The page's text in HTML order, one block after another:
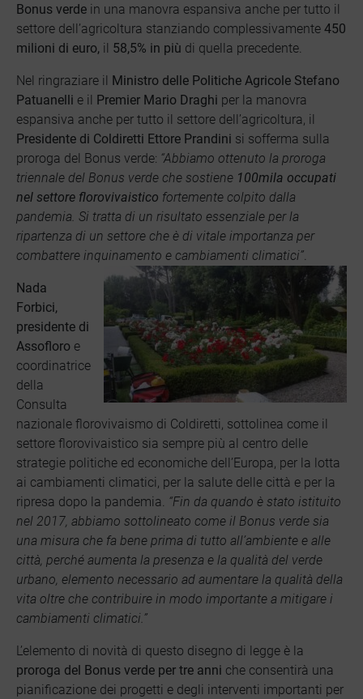
Bonus verde in una manovra espansiva anche per tutto il
settore dell’agricoltura stanziando complessivamente 450
milioni di euro, il 58,5% in più di quella precedente.
Nel ringraziare il
Ministro delle Politiche Agricole Stefano
Patuanelli e il Premier Mario Draghi per la manovra
espansiva anche per tutto il settore dell’agricoltura, il
Presidente di Coldiretti Ettore Prandini si sofferma sulla
proroga del Bonus verde: “Abbiamo ottenuto la proroga
triennale del Bonus verde che sostiene 100mila occupati
nel settore florovivaistico fortemente colpito dalla
pandemia. Si tratta di un risultato essenziale per la
ripartenza di un settore che è di vitale importanza per
combattere inquinamento e cambiamenti climatici”.
Nada
Forbici,
presidente di
Assofloro e
coordinatrice
della
Consulta
nazionale florovivaismo di Coldiretti, sottolinea come il
settore florovivaistico sia sempre più al centro delle
strategie politiche ed economiche dell’Europa, per la lotta
ai cambiamenti climatici, per la salute delle città e per la
ripresa dopo la pandemia. “Fin da quando è stato istituito
nel 2017, abbiamo sottolineato come il Bonus verde sia
una misura che fa bene prima di tutto all’ambiente e alle
città, perché aumenta la presenza e la qualità del verde
urbano, elemento necessario ad aumentare la qualità della
vita oltre che contribuire in modo importante a mitigare i
cambiamenti climatici.”
L’elemento di novità di questo disegno di legge è la
proroga del Bonus verde per tre anni che consentirà una
pianificazione dei progetti e degli interventi importanti per